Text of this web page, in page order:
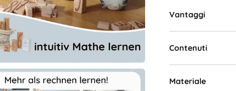
Vantaggi
Contenuti
Materiale